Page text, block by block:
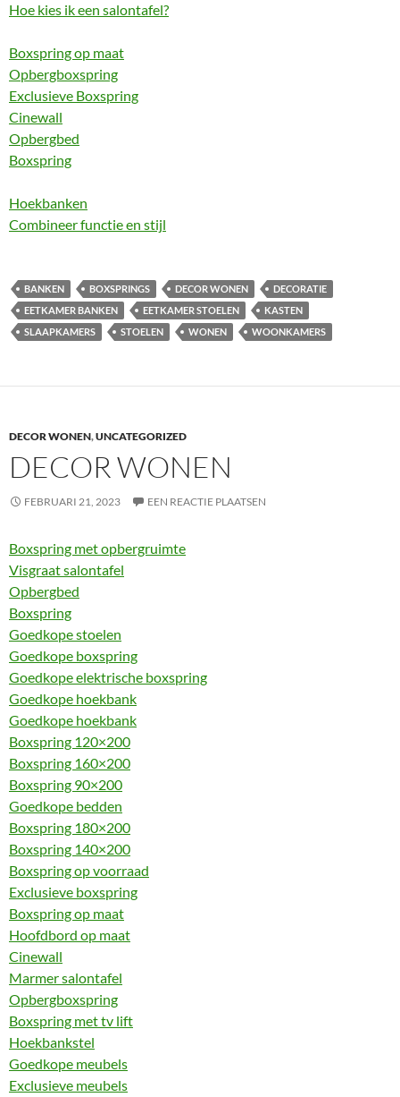
Hoe kies ik een salontafel?
Boxspring op maat
Opbergboxspring
Exclusieve Boxspring
Cinewall
Opbergbed
Boxspring
Hoekbanken
Combineer functie en stijl
BANKEN BOXSPRINGS DECOR WONEN
DECORATIE
EETKAMER BANKEN
EETKAMER STOELEN
KASTEN
SLAAPKAMERS
STOELEN WONEN WOONKAMERS
DECOR WONEN,UNCATEGORIZED
DECOR WONEN
FEBRUARI 21, 2023 EEN REACTIE PLAATSEN
Boxspring met opbergruimte
Visgraat salontafel
Opbergbed
Boxspring
Goedkope stoelen
Goedkope boxspring
Goedkope elektrische boxspring
Goedkope hoekbank
Goedkope hoekbank
Boxspring 120×200
Boxspring 160×200
Boxspring 90×200
Goedkope bedden
Boxspring 180×200
Boxspring 140×200
Boxspring op voorraad
Exclusieve boxspring
Boxspring op maat
Hoofdbord op maat
Cinewall
Marmer salontafel
Opbergboxspring
Boxspring met tv lift
Hoekbankstel
Goedkope meubels
Exclusieve meubels